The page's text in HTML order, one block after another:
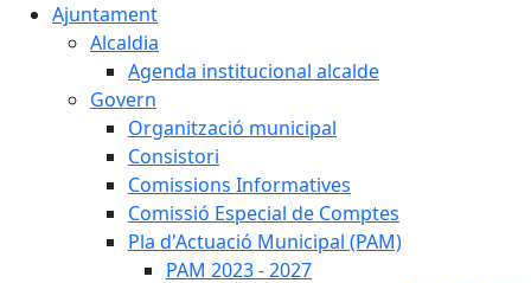
Ajuntament
Alcaldia
Agenda institucional alcalde
Govern
Organització municipal
Consistori
Comissions Informatives
Comissió Especial de Comptes
Pla d'Actuació Municipal (PAM)
PAM 2023 - 2027